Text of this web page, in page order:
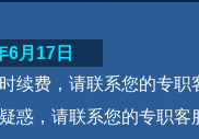
续费，请联系您的专职
惑，请联系您的专职客
6月17日